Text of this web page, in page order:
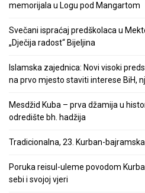
memorijala u Logu pod Mangartom
Svečani ispraćaj predškolaca u
„Dječija radost“ Bijeljina
Islamska zajednica: Novi visoki
na prvo mjesto staviti interese BiH,
Mesdžid Kuba – prva džamija u
odredište bh. hadžija
Tradicionalna, 23. Kurban-
Poruka reisul-uleme povodom
sebi i svojoj vjeri